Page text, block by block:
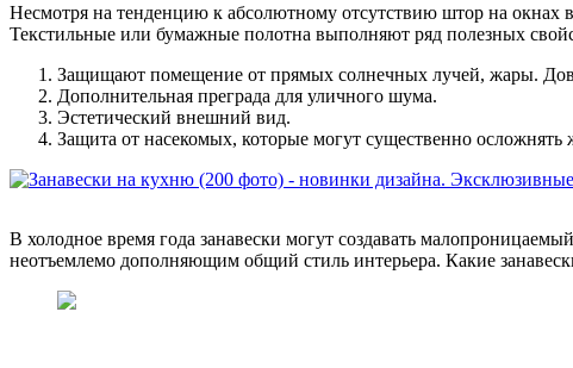
Несмотря на тенденцию к абсолютному отсутствию штор на окнах
Текстильные или бумажные полотна выполняют ряд полезных
Защищают помещение от прямых солнечных лучей, жары.
Дополнительная преграда для уличного шума.
Эстетический внешний вид.
Защита от насекомых, которые могут существенно осложнять
В холодное время года занавески могут создавать
неотъемлемо дополняющим общий стиль интерьера. Какие